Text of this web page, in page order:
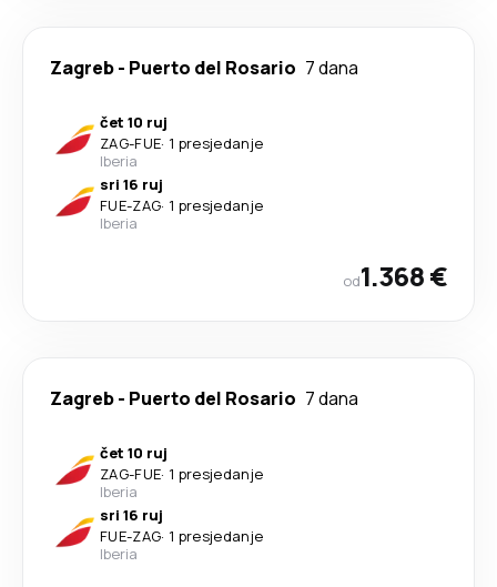
Zagreb- Puerto del Rosario 7 dana
čet 10 ruj
ZAG-FUE· 1 presjedanje
Iberia
sri 16 ruj
FUE-ZAG· 1 presjedanje
Iberia
od1.368 €
Zagreb- Puerto del Rosario 7 dana
čet 10 ruj
ZAG-FUE· 1 presjedanje
Iberia
sri 16 ruj
FUE-ZAG· 1 presjedanje
Iberia